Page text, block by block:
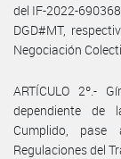
del IF-2022-
DGD#MT,
Negociación
ARTÍCULO 2º.-
dependiente de
Cumplido,
Regulaciones del